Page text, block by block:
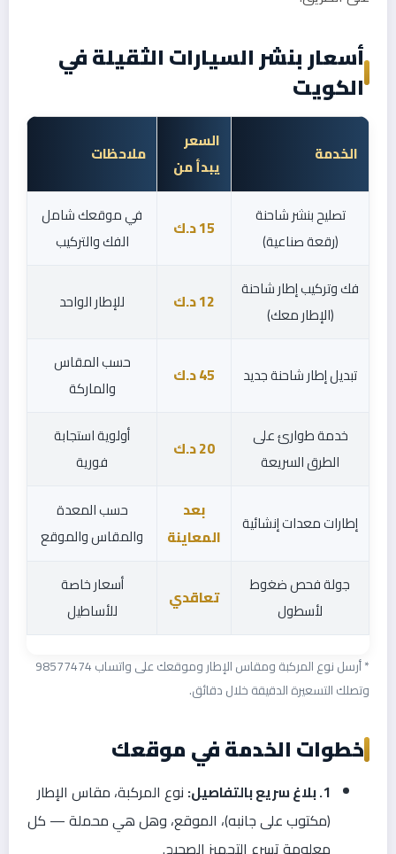
أسعار بنشر السيارات الثقيلة في
الكويت
الخدمة
السعر
يبدأ من
ملاحظات
تصليح بنشر شاحنة
(رقعة صناعية)
15 د.ك
في موقعك شامل
الفك والتركيب
فك وتركيب إطار شاحنة
(الإطار معك)
12 د.ك للإطار الواحد
تبديل إطار شاحنة جديد 45 د.ك
حسب المقاس
والماركة
خدمة طوارئ على
الطرق السريعة
20 د.ك
أولوية استجابة
فورية
إطارات معدات إنشائية
بعد
المعاينة
حسب المعدة
والمقاس والموقع
جولة فحص ضغوط
لأسطول
تعاقدي
أسعار خاصة
للأساطيل
* أرسل نوع المركبة ومقاس الإطار وموقعك على واتساب 98577474
وتصلك التسعيرة الدقيقة خلال دقائق.
خطوات الخدمة في موقعك
1. بلاغ سريع بالتفاصيل:
نوع المركبة، مقاس الإطار
(مكتوب على جانبه)، الموقع، وهل هي محملة — كل